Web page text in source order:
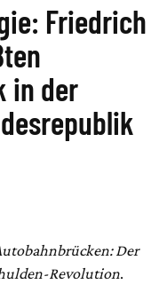
Friedrich
in der
Der
Revolution.